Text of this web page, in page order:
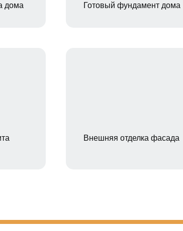
дома Готовый фундамент дома
Внешняя отделка фасада